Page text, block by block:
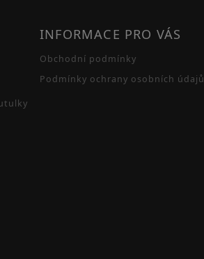
INFORMACE PRO VÁS
Obchodní podmínky
Podmínky ochrany osobních údajů